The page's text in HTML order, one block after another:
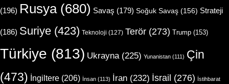
(196) Rusya(680) Savaş (179) Soğuk Savaş (156) Strateji
(186) Suriye (423) Teknoloji (127) Terör (273) Trump (153)
Türkiye (813) Ukrayna(225) Yunanistan (111) Çin
(473) İngiltere (206) İnsan (113) İran (232) İsrail (276) İstihbarat